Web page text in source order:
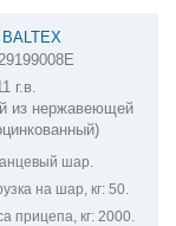
YONG ACTYON
29199008E
г.в.
из нержавеющей
шар.
на шар, кг:50.
прицепа, кг:2000.